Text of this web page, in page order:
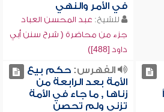
في الأمر والنهي
للشيخ: عبد المحسن العباد
جزء من محاضرة ( شرح سنن أبي
داود [488])
الفهرس:حكم بيع
الأمة بعد الرابعة من
زناها , ما جاء في الأمة
تزني ولم تحصن